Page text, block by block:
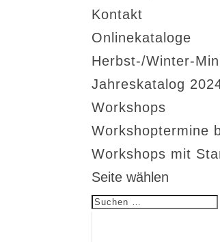
Kontakt
Onlinekataloge
Herbst-/Winter-
Jahreskatalog
Workshops
Workshoptermine
Workshops mit
Seite wählen